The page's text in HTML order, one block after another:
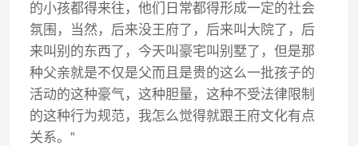
的小孩都得来往，他们日常都得形成一定的社会
氛围，当然，后来没王府了，后来叫大院了，后
来叫别的东西了，今天叫豪宅叫别墅了，但是那
种父亲就是不仅是父而且是贵的这么一批孩子的
活动的这种豪气，这种胆量，这种不受法律限制
的这种行为规范，我怎么觉得就跟王府文化有点
关系。”